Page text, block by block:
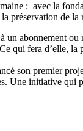
: avec la
de
abonnement
fera d’elle,
son premier
Une initiative